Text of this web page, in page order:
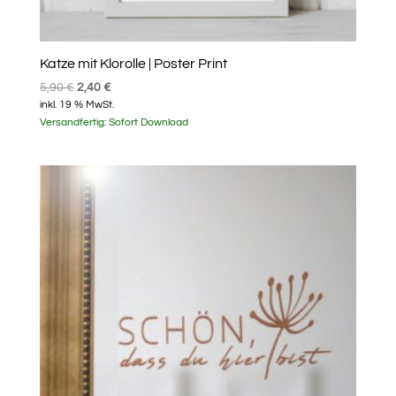
Katze mit Klorolle | Poster Print
5,90€ Ursprünglicher
Preis
war:
2,40 €Aktueller
Preis
ist:
inkl. 19 % MwSt.
Versandfertig: Sofort Download